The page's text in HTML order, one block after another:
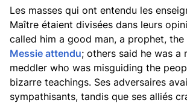
Les masses qui ont entendu les
Maître étaient divisées dans leurs
called him a good man, a prophet, the
Messie attendu; others said he was a
meddler who was misguiding the
bizarre teachings. Ses adversaires
sympathisants, tandis que ses alliés